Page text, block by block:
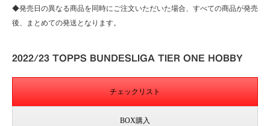
◆発売日の異なる商品を同時にご注文いただいた場合、すべての商品が発売
後、まとめての発送となります。
2022/23 TOPPS BUNDESLIGA TIER ONE HOBBY
チェックリスト
BOX購入